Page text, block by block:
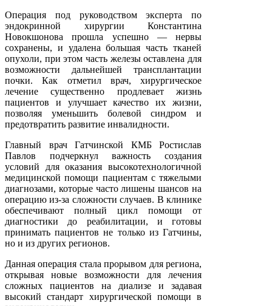
Операция под руководством эксперта по
эндокринной хирургии Константина
Новокшонова прошла успешно — нервы
сохранены, и удалена большая часть тканей
опухоли, при этом часть железы оставлена для
возможности дальнейшей трансплантации
почки. Как отметил врач, хирургическое
лечение существенно продлевает жизнь
пациентов и улучшает качество их жизни,
позволяя уменьшить болевой синдром и
предотвратить развитие инвалидности.
Главный врач Гатчинской КМБ Ростислав
Павлов подчеркнул важность создания
условий для оказания высокотехнологичной
медицинской помощи пациентам с тяжелыми
диагнозами, которые часто лишены шансов на
операцию из-за сложности случаев. В клинике
обеспечивают полный цикл помощи от
диагностики до реабилитации, и готовы
принимать пациентов не только из Гатчины,
но и из других регионов.
Данная операция стала прорывом для региона,
открывая новые возможности для лечения
сложных пациентов на диализе и задавая
высокий стандарт хирургической помощи в